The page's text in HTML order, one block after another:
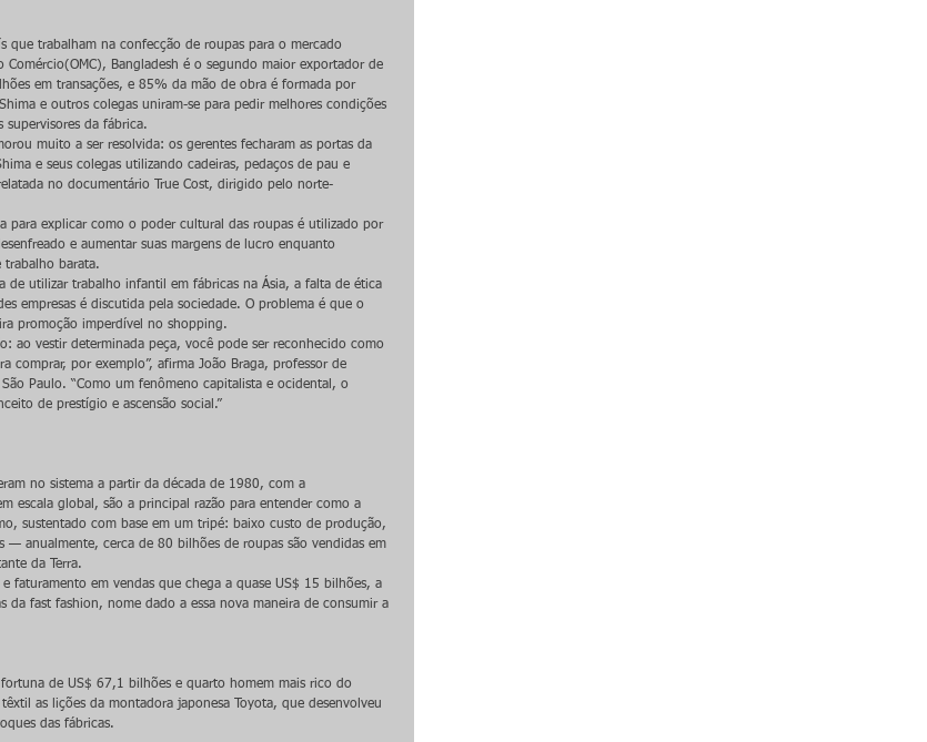
que trabalham na confecção de roupas para o mercado
Bangladesh é o segundo maior exportador de
em transações, e 85% da mão de obra é formada por
e outros colegas uniram-se para pedir melhores condições
supervisores da fábrica.
muito a ser resolvida: os gerentes fecharam as portas da
e seus colegas utilizando cadeiras, pedaços de pau e
no documentário True Cost, dirigido pelo norte-
para explicar como o poder cultural das roupas é utilizado por
e aumentar suas margens de lucro enquanto
trabalho barata.
de utilizar trabalho infantil em fábricas na Ásia, a falta de ética
empresas é discutida pela sociedade. O problema é que o
promoção imperdível no shopping.
ao vestir determinada peça, você pode ser reconhecido como
comprar, por exemplo”, afirma João Braga, professor de
Paulo. “Como um fenômeno capitalista e ocidental, o
de prestígio e ascensão social.”
no sistema a partir da década de 1980, com a
escala global, são a principal razão para entender como a
sustentado com base em um tripé: baixo custo de produção,
— anualmente, cerca de 80 bilhões de roupas são vendidas em
da Terra.
faturamento em vendas que chega a quase US$ 15 bilhões, a
da fast fashion, nome dado a essa nova maneira de consumir a
de US$ 67,1 bilhões e quarto homem mais rico do
as lições da montadora japonesa Toyota, que desenvolveu
das fábricas.